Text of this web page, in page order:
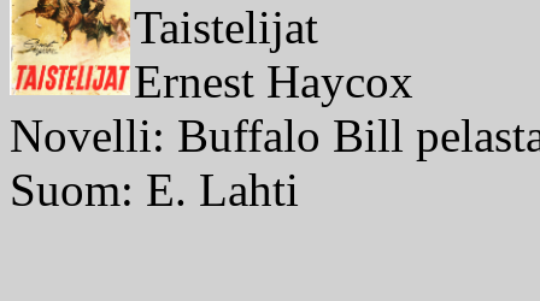
Taistelijat
Ernest Haycox
Novelli: Buffalo Bill
Suom: E. Lahti